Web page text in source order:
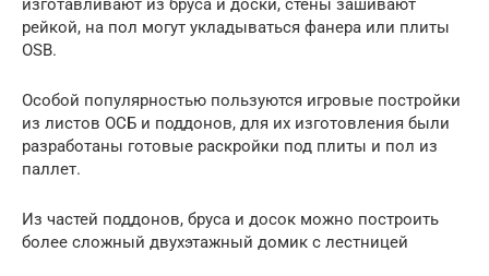
изготавливают из бруса и доски, стены зашивают
рейкой, на пол могут укладываться фанера или плиты
OSB.
Особой популярностью пользуются игровые постройки
из листов ОСБ и поддонов, для их изготовления были
разработаны готовые раскройки под плиты и пол из
паллет.
Из частей поддонов, бруса и досок можно построить
более сложный двухэтажный домик с лестницей